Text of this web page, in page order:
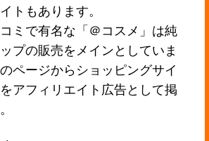
トもあります。
ミで有名な「＠コスメ」は純
プの販売をメインとしていま
ページからショッピングサイ
アフィリエイト広告として掲